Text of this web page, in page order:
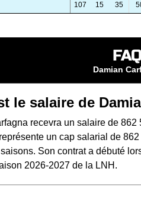
107 15 35
FAQ
Damian
le salaire de
recevra un salaire de
un cap salarial de
Son contrat a débuté
2026-2027 de la LNH.